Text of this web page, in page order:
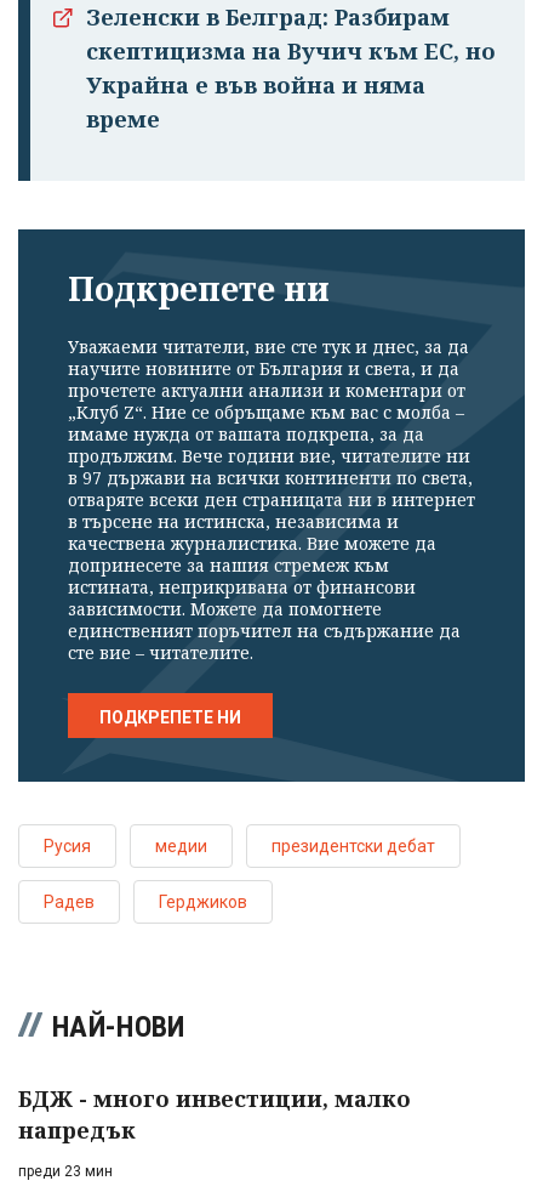
Зеленски в Белград: Разбирам
скептицизма на Вучич към ЕС, но
Украйна е във война и няма
време
Подкрепете ни
Уважаеми читатели, вие сте тук и днес, за да
научите новините от България и света, и да
прочетете актуални анализи и коментари от
„Клуб Z“. Ние се обръщаме към вас с молба –
имаме нужда от вашата подкрепа, за да
продължим. Вече години вие, читателите ни
в 97 държави на всички континенти по света,
отваряте всеки ден страницата ни в интернет
в търсене на истинска, независима и
качествена журналистика. Вие можете да
допринесете за нашия стремеж към
истината, неприкривана от финансови
зависимости. Можете да помогнете
единственият поръчител на съдържание да
сте вие – читателите.
ПОДКРЕПЕТЕ НИ
Русия медии президентски дебат
Радев Герджиков
НАЙ-НОВИ
БДЖ - много инвестиции, малко
напредък
преди 23 мин